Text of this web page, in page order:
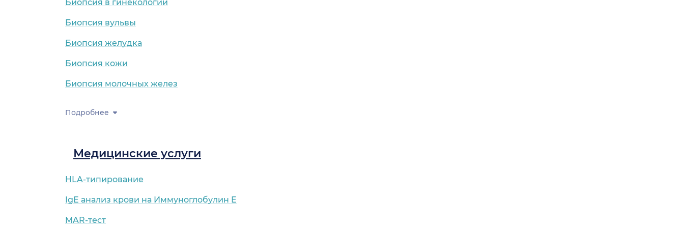
Биопсия в гинекологии
Биопсия вульвы
Биопсия желудка
Биопсия кожи
Биопсия молочных желез
Подробнее
Медицинские услуги
HLA-типирование
IgE анализ крови на Иммуноглобулин Е
MAR-тест